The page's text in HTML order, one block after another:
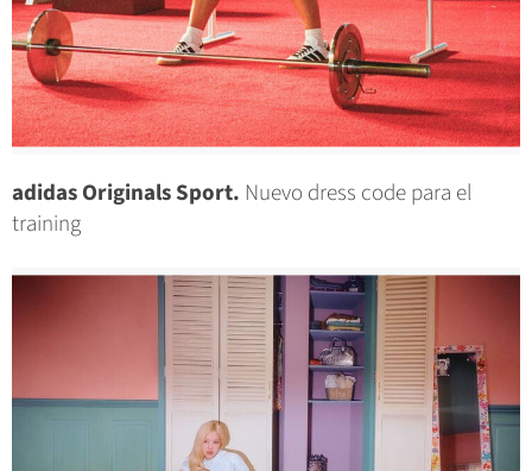
adidas Originals Sport. Nuevo dress code para el
training